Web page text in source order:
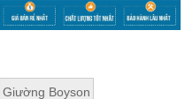
Giường Boyson